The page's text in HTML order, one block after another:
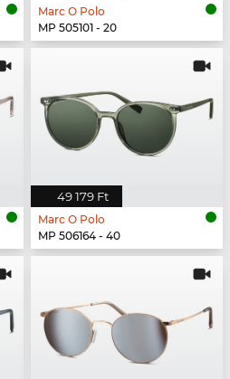
Marc O Polo
MP 505101 - 20
49 179 Ft
Marc O Polo
MP 506164 - 40